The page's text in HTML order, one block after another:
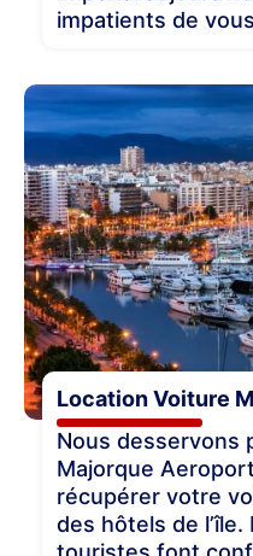
impatients de
Location Voiture
Nous desservons
Majorque
récupérer votre
des hôtels de l’île.